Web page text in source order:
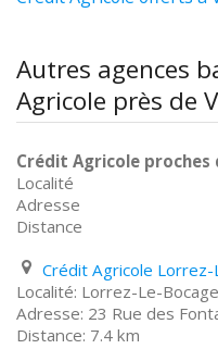
Autres agences
Agricole près de
Crédit Agricole proches
Localité
Adresse
Distance
Lorrez-Le-
23 Rue des
7.4 km